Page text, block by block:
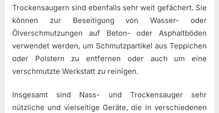
Trockensaugern sind ebenfalls sehr weit gefächert. Sie
können zur Beseitigung von Wasser- oder
Ölverschmutzungen auf Beton- oder Asphaltböden
verwendet werden, um Schmutzpartikel aus Teppichen
oder Polstern zu entfernen oder auch um eine
verschmutzte Werkstatt zu reinigen.
Insgesamt sind Nass- und Trockensauger sehr
nützliche und vielseitige Geräte, die in verschiedenen